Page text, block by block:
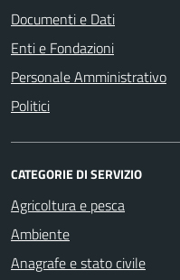
Documenti e Dati
Enti e Fondazioni
Personale Amministrativo
Politici
CATEGORIE DI SERVIZIO
Agricoltura e pesca
Ambiente
Anagrafe e stato civile